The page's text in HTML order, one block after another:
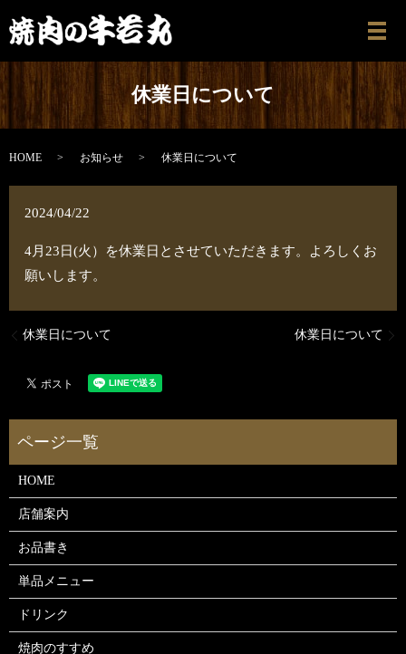
メ
休業日について
HOME お知らせ 休業日について
2024/04/22
4月23日(火）を休業日とさせていただきます。よろしくお
願いします。
休業日について 休業日について
HOME
店舗案内
お品書き
単品メニュー
ドリンク
焼肉のすすめ